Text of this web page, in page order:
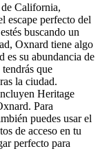
California,
escape perfecto del
buscando un
Oxnard tiene algo
es su abundancia de
que
la ciudad.
Heritage
Para
puedes usar el
de acceso en tu
perfecto para